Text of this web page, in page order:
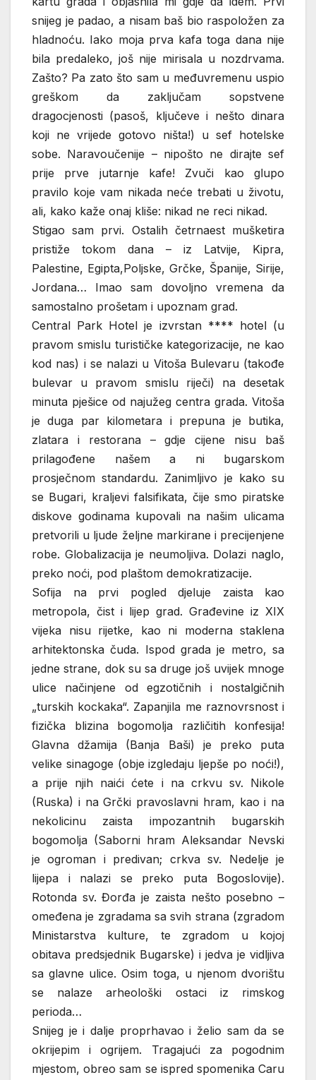
snijeg je padao, a nisam baš bio raspoložen za
hladnoću. Iako moja prva kafa toga dana nije
bila predaleko, još nije mirisala u nozdrvama.
Zašto? Pa zato što sam u međuvremenu uspio
greškom da zaključam sopstvene
dragocjenosti (pasoš, ključeve i nešto dinara
koji ne vrijede gotovo ništa!) u sef hotelske
sobe. Naravoučenije – nipošto ne dirajte sef
prije prve jutarnje kafe! Zvuči kao glupo
pravilo koje vam nikada neće trebati u životu,
ali, kako kaže onaj kliše: nikad ne reci nikad.
Stigao sam prvi. Ostalih četrnaest mušketira
pristiže tokom dana – iz Latvije, Kipra,
Palestine, Egipta,Poljske, Grčke, Španije, Sirije,
Jordana… Imao sam dovoljno vremena da
samostalno prošetam i upoznam grad.
Central Park Hotel je izvrstan **** hotel (u
pravom smislu turističke kategorizacije, ne kao
kod nas) i se nalazi u Vitoša Bulevaru (takođe
bulevar u pravom smislu riječi) na desetak
minuta pješice od najužeg centra grada. Vitoša
je duga par kilometara i prepuna je butika,
zlatara i restorana – gdje cijene nisu baš
prilagođene našem a ni bugarskom
prosječnom standardu. Zanimljivo je kako su
se Bugari, kraljevi falsifikata, čije smo piratske
diskove godinama kupovali na našim ulicama
pretvorili u ljude željne markirane i precijenjene
robe. Globalizacija je neumoljiva. Dolazi naglo,
preko noći, pod plaštom demokratizacije.
Sofija na prvi pogled djeluje zaista kao
metropola, čist i lijep grad. Građevine iz XIX
vijeka nisu rijetke, kao ni moderna staklena
arhitektonska čuda. Ispod grada je metro, sa
jedne strane, dok su sa druge još uvijek mnoge
ulice načinjene od egzotičnih i nostalgičnih
„turskih kockaka“. Zapanjila me raznovrsnost i
fizička blizina bogomolja različitih konfesija!
Glavna džamija (Banja Baši) je preko puta
velike sinagoge (obje izgledaju ljepše po noći!),
a prije njih naići ćete i na crkvu sv. Nikole
(Ruska) i na Grčki pravoslavni hram, kao i na
nekolicinu zaista impozantnih bugarskih
bogomolja (Saborni hram Aleksandar Nevski
je ogroman i predivan; crkva sv. Nedelje je
lijepa i nalazi se preko puta Bogoslovije).
Rotonda sv. Đorđa je zaista nešto posebno –
omeđena je zgradama sa svih strana (zgradom
Ministarstva kulture, te zgradom u kojoj
obitava predsjednik Bugarske) i jedva je vidljiva
sa glavne ulice. Osim toga, u njenom dvorištu
se nalaze arheološki ostaci iz rimskog
perioda…
Snijeg je i dalje proprhavao i želio sam da se
okrijepim i ogrijem. Tragajući za pogodnim
mjestom, obreo sam se ispred spomenika Caru